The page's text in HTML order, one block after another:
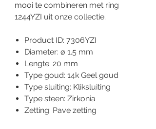
mooi te combineren met ring
1244YZI uit onze collectie.
Product ID: 7306YZI
Diameter: ø 1.5 mm
Lengte: 20 mm
Type goud: 14k Geel goud
Type sluiting: Kliksluiting
Type steen: Zirkonia
Zetting: Pave zetting